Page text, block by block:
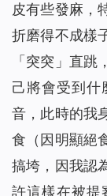
皮有些發麻，
折磨得不成樣
「突突」直
己將會受到什
音，此時的我
食（因明顯絕
搞垮，因我認
許這樣在被提